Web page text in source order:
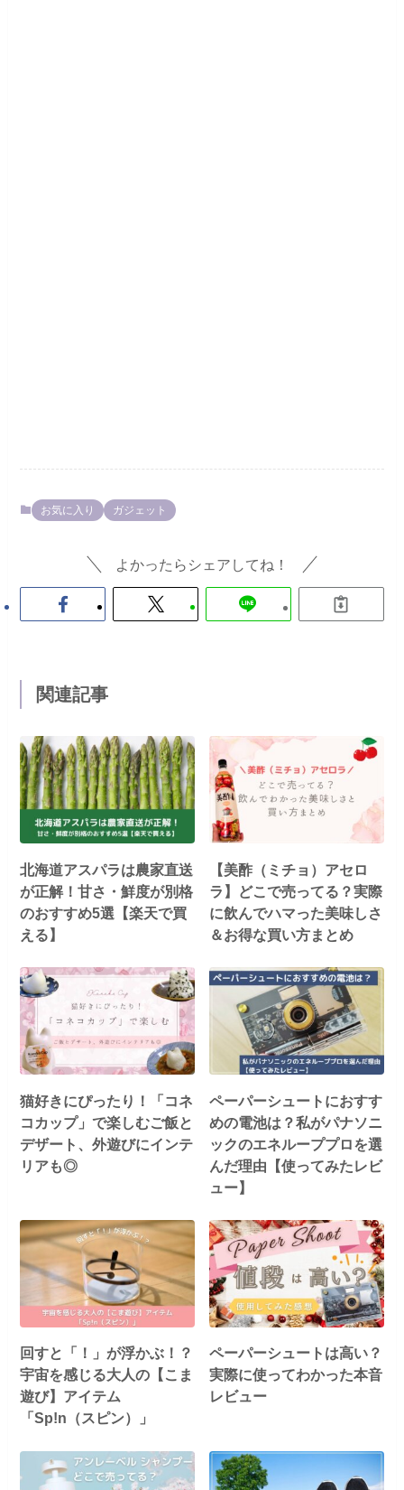
お気に入り ガジェット
よかったらシェアしてね！
関連記事
北海道アスパラは農家直送
が正解！甘さ・鮮度が別格
のおすすめ5選【楽天で買
える】
【美酢（ミチョ）アセロ
ラ】どこで売ってる？実際
に飲んでハマった美味しさ
＆お得な買い方まとめ
猫好きにぴったり！「コネ
コカップ」で楽しむご飯と
デザート、外遊びにインテ
リアも◎
ペーパーシュートにおすす
めの電池は？私がパナソニ
ックのエネループプロを選
んだ理由【使ってみたレビ
ュー】
回すと「！」が浮かぶ！？
宇宙を感じる大人の【こま
遊び】アイテム
「Sp!n（スピン）」
ペーパーシュートは高い？
実際に使ってわかった本音
レビュー